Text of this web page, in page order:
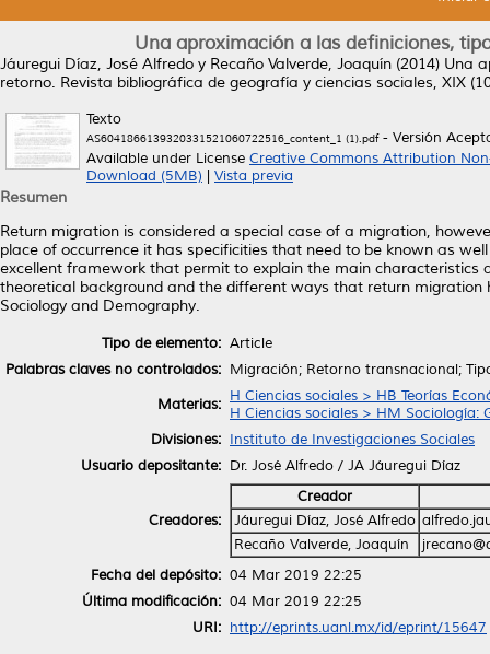
Una aproximación a las definiciones,
Jáuregui Díaz, José Alfredo y Recaño Valverde, Joaquín (2014) Una
retorno. Revista bibliográfica de geografía y ciencias sociales, XIX
Texto
AS6041866139320331521060722516_content_1 (1).pdf- Versión
Available under License Creative Commons Attribution
Download (5MB)
Vista previa
Resumen
Return migration is considered a special case of a migration,
place of occurrence it has specificities that need to be known as
excellent framework that permit to explain the main characteristics
theoretical background and the different ways that return
Sociology and Demography.
Tipo de elemento: Article
Palabras claves no controlados: Migración; Retorno transnacional;
Materias: H Ciencias sociales > HB Teorías
H Ciencias sociales > HM Sociología:
Divisiones: Instituto de Investigaciones Sociales
Usuario depositante: Dr. José Alfredo / JA Jáuregui Díaz
Creadores:
Creador
Jáuregui Díaz, José Alfredo
Recaño Valverde, Joaquín
Fecha del depósito: 04 Mar 2019 22:25
Última modificación: 04 Mar 2019 22:25
URI: http://eprints.uanl.mx/id/eprint/15647